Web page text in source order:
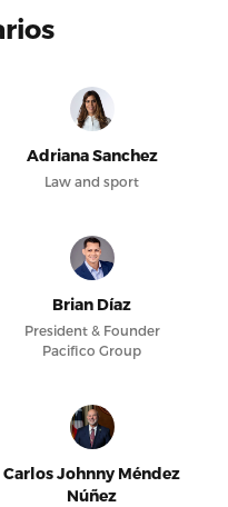
Adriana Sanchez
Law and sport
Brian Díaz
President & Founder
Pacifico Group
Carlos Johnny Méndez
Núñez